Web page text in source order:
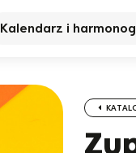
Kalendarz i